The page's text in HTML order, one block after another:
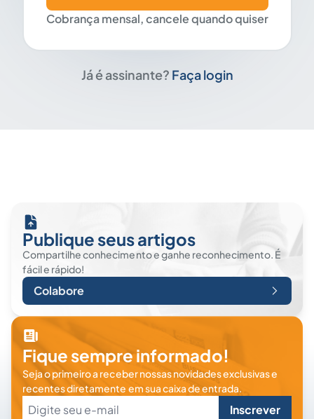
Cobrança mensal, cancele quando quiser
Já é assinante? Faça login
Publique seus artigos
Compartilhe conhecimento e ganhe reconhecimento. É
fácil e rápido!
Colabore
Fique sempre informado!
Seja o primeiro a receber nossas novidades exclusivas e
recentes diretamente em sua caixa de entrada.
Inscrever